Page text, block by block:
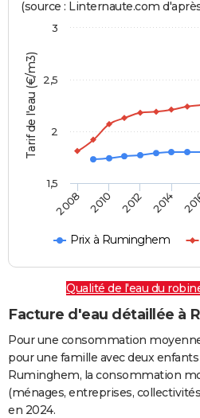
Tarif de l'eau (€/m3)
(source : Linternaute.com
Prix à Ruminghem
2008 2010 2012 2014
1,5
2
2,5
3
Qualité de l'eau du
Facture d'eau détaillée à
Pour une consommation
pour une famille avec deux enfants
Ruminghem, la consommation
(ménages, entreprises,
en 2024.